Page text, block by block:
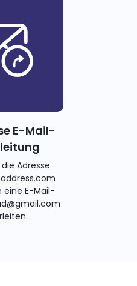
E-Mail-
Adresse
eine E-Mail-